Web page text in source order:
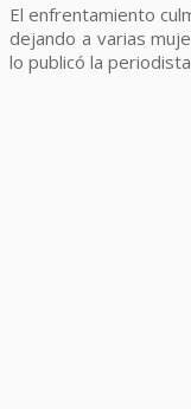
El enfrentamiento
dejando a varias
lo publicó la